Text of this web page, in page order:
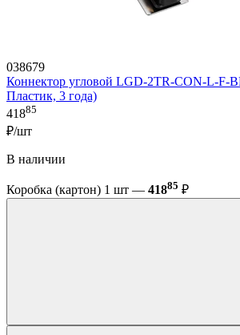
038679
Коннектор угловой LGD-2TR-CON-L-F-
Пластик, 3 года)
41885
₽/шт
В наличии
Коробка (картон) 1 шт — 41885 ₽